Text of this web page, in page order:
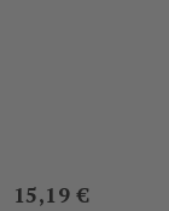
Prezzo
15,19 €